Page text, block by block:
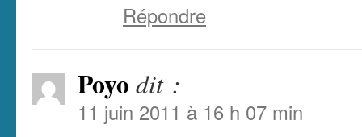
Répondre
Poyo dit :
11 juin 2011 à 16 h 07 min